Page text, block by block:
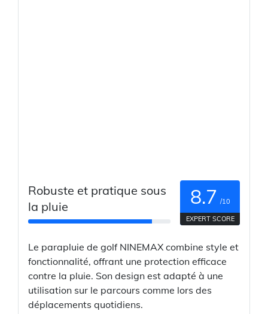
Robuste et pratique sous
la pluie
8.7 /10
EXPERT SCORE
Le parapluie de golf NINEMAX combine style et
fonctionnalité, offrant une protection efficace
contre la pluie. Son design est adapté à une
utilisation sur le parcours comme lors des
déplacements quotidiens.